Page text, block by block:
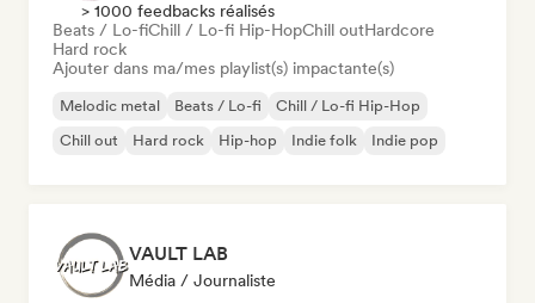
> 1000 feedbacks réalisés
Beats / Lo-fiChill / Lo-fi Hip-HopChill outHardcore
Hard rock
Ajouter dans ma/mes playlist(s) impactante(s)
Melodic metal Beats / Lo-fi
Chill / Lo-fi Hip-Hop
Chill out
Hard rock Hip-hop Indie folk Indie pop
VAULT LAB
Média / Journaliste